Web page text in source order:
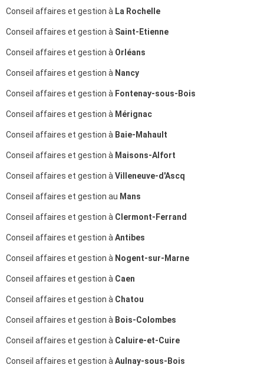
Conseil affaires et gestion à La Rochelle
Conseil affaires et gestion à Saint-Etienne
Conseil affaires et gestion à Orléans
Conseil affaires et gestion à Nancy
Conseil affaires et gestion à Fontenay-sous-Bois
Conseil affaires et gestion à Mérignac
Conseil affaires et gestion à Baie-Mahault
Conseil affaires et gestion à Maisons-Alfort
Conseil affaires et gestion à Villeneuve-d'Ascq
Conseil affaires et gestion au Mans
Conseil affaires et gestion à Clermont-Ferrand
Conseil affaires et gestion à Antibes
Conseil affaires et gestion à Nogent-sur-Marne
Conseil affaires et gestion à Caen
Conseil affaires et gestion à Chatou
Conseil affaires et gestion à Bois-Colombes
Conseil affaires et gestion à Caluire-et-Cuire
Conseil affaires et gestion à Aulnay-sous-Bois